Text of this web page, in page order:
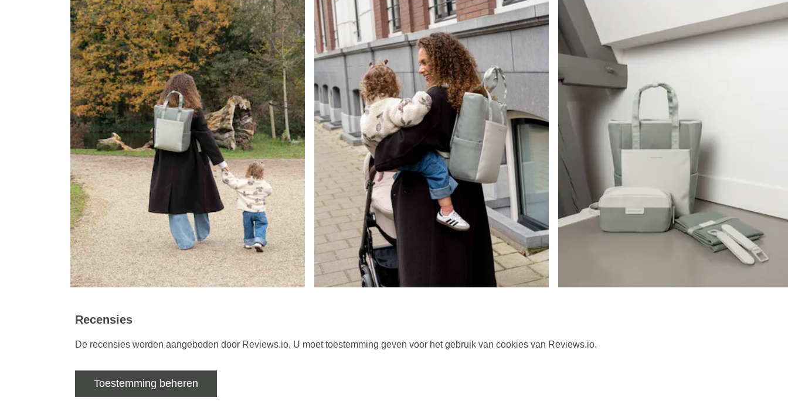
Recensies
De recensies worden aangeboden door Reviews.io. U moet toestemming geven voor het gebruik van cookies van Reviews.io.
Toestemming beheren